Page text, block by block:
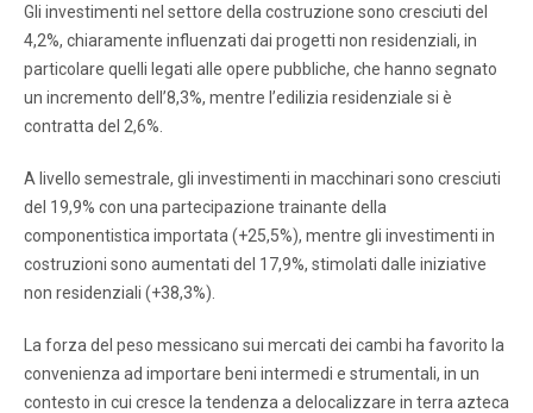
Gli investimenti nel settore della costruzione sono cresciuti del
4,2%, chiaramente influenzati dai progetti non residenziali, in
particolare quelli legati alle opere pubbliche, che hanno segnato
un incremento dell’8,3%, mentre l’edilizia residenziale si è
contratta del 2,6%.
A livello semestrale, gli investimenti in macchinari sono cresciuti
del 19,9% con una partecipazione trainante della
componentistica importata (+25,5%), mentre gli investimenti in
costruzioni sono aumentati del 17,9%, stimolati dalle iniziative
non residenziali (+38,3%).
La forza del peso messicano sui mercati dei cambi ha favorito la
convenienza ad importare beni intermedi e strumentali, in un
contesto in cui cresce la tendenza a delocalizzare in terra azteca